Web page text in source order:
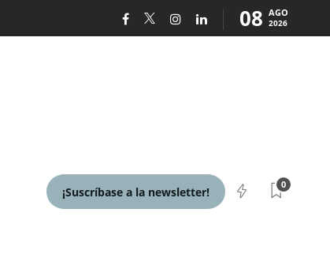
08 AGO
2026
¡Suscríbase a la newsletter!
0